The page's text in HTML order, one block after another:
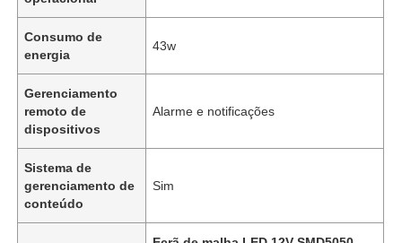
Consumo de
energia
43w
Gerenciamento
remoto de
dispositivos
Alarme e notificações
Sistema de
gerenciamento de
conteúdo
Sim